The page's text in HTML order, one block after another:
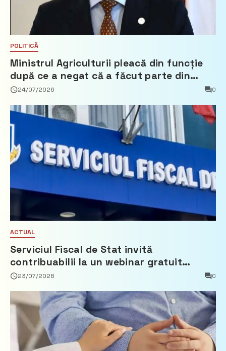
POLITICĂ
Ministrul Agriculturii pleacă din funcție
după ce a negat că a făcut parte din
Partidul Democrat
24/07/2026 0
ACTUAL
Serviciul Fiscal de Stat invită
contribuabilii la un webinar gratuit
privind calculul impozitului pe bunurile
23/07/2026 0